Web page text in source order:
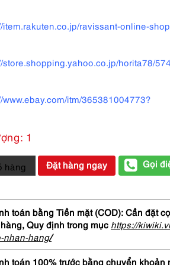
item.rakuten.co.jp/ravissant-online-
store.shopping.yahoo.co.jp/horita78/
www.ebay.com/itm/365381004773?
1
hàng Đặt hàng ngay Gọi
toán bằng Tiền mặt (COD): Cần đặt
Quy định trong mục https://
nhan-hang/
toán 100% trước bằng chuyển khoản